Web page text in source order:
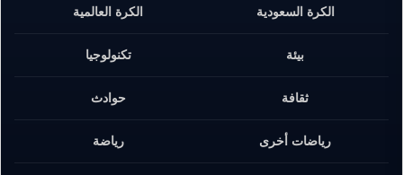
الكرة السعودية الكرة العالمية
بيئة تكنولوجيا
ثقافة حوادث
رياضات أخرى رياضة